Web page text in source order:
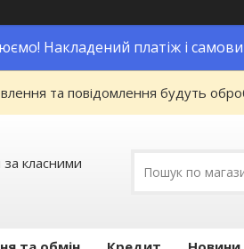
Накладений платіж і
та повідомлення будуть
класними